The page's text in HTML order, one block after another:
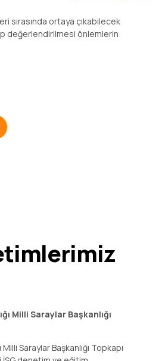
sırasında ortaya çıkabilecek
değerlendirilmesi önlemlerin
Milli Saraylar Başkanlığı
Saraylar Başkanlığı Topkapı